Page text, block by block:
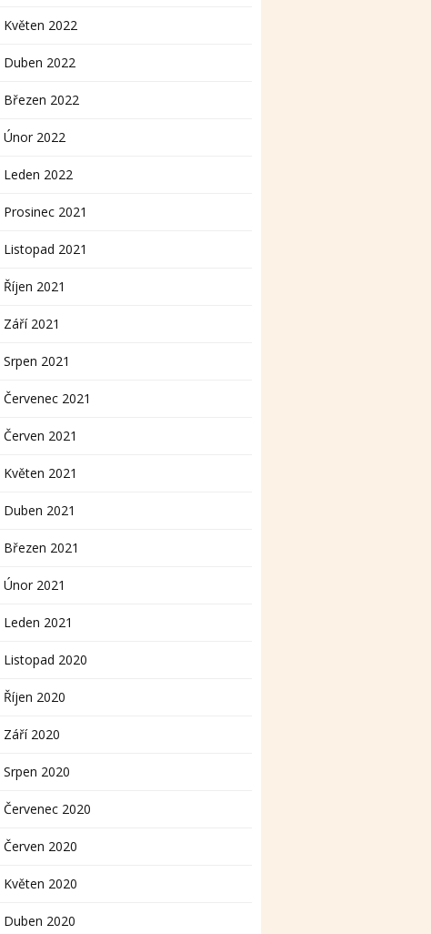
Květen 2022
Duben 2022
Březen 2022
Únor 2022
Leden 2022
Prosinec 2021
Listopad 2021
Říjen 2021
Září 2021
Srpen 2021
Červenec 2021
Červen 2021
Květen 2021
Duben 2021
Březen 2021
Únor 2021
Leden 2021
Listopad 2020
Říjen 2020
Září 2020
Srpen 2020
Červenec 2020
Červen 2020
Květen 2020
Duben 2020